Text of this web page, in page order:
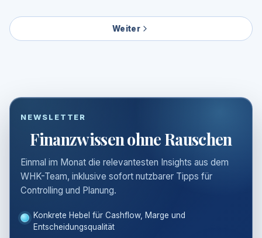
Weiter
NEWSLETTER
Finanzwissen ohne Rauschen
Einmal im Monat die relevantesten Insights aus dem
WHK-Team, inklusive sofort nutzbarer Tipps für
Controlling und Planung.
Konkrete Hebel für Cashflow, Marge und
Entscheidungsqualität